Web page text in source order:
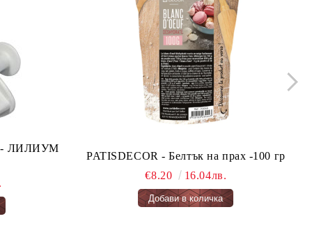
- ЛИЛИУМ
PATISDECOR - Белтък на прах -100 гр
€8.20
16.04лв.